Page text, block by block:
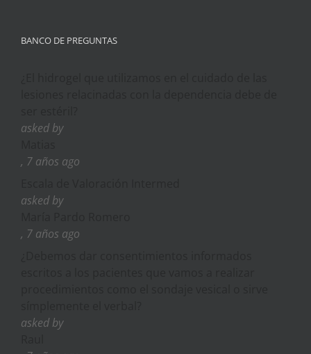
BANCO DE PREGUNTAS
asked by
, 7 años ago
asked by
, 7 años ago
asked by